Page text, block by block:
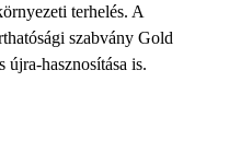
terhelés. A
szabvány Gold
újra-hasznosítása is.